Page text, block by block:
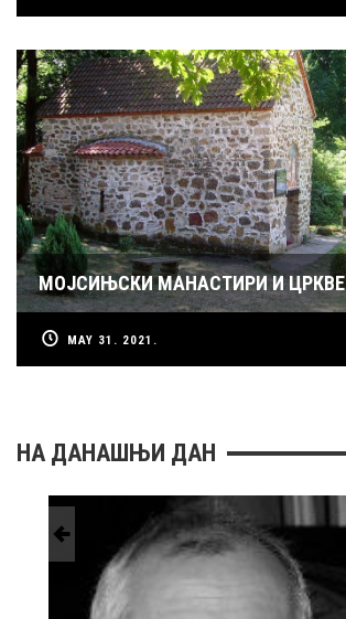
МОЈСИЊСКИ МАНАСТИРИ И ЦРКВЕ
MAY 31. 2021.
НА ДАНАШЊИ ДАН